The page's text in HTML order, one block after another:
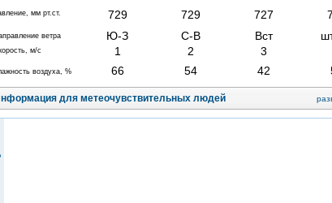
мм рт.ст. 729 729 727
ветра Ю-З С-В Вст
м/с 1 2 3
воздуха, % 66 54 42
для метеочувствительных людей